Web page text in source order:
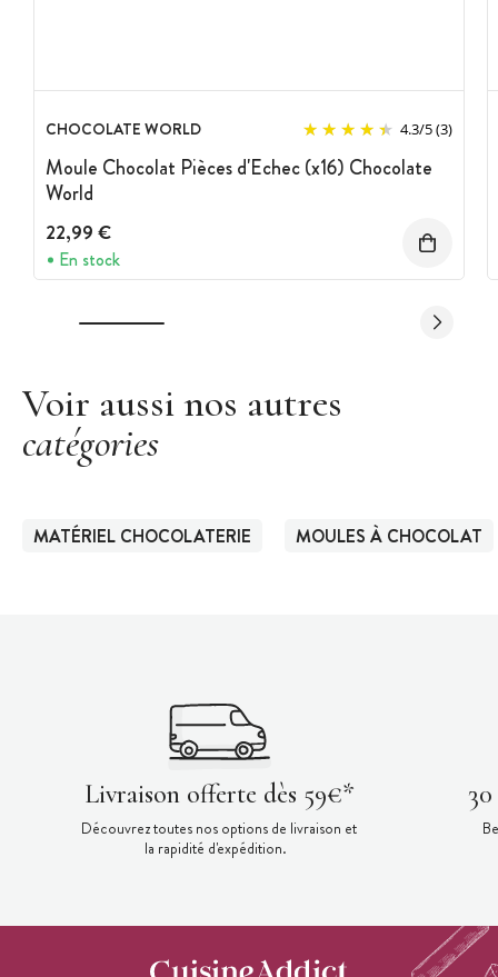
CHOCOLATE WORLD 4.3/5(3)
Moule Chocolat Pièces d'Echec (x16) Chocolate
World
22,99 €
En stock
Voir aussi nos autres
catégories
MATÉRIEL CHOCOLATERIE MOULES À CHOCOLAT
Livraison offerte dès 59€*
Découvrez toutes nos options de livraison et
la rapidité d'expédition.